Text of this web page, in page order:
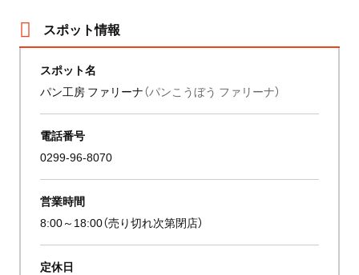
スポット情報
スポット名
パン工房 ファリーナ（パンこうぼう ファリーナ）
電話番号
0299-96-8070
営業時間
8:00～18:00（売り切れ次第閉店）
定休日